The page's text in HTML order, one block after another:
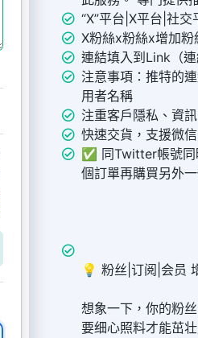
“X”平台|X平台|社
X粉絲x粉絲x增加
連結填入到Link（
注意事項：推特的
用者名稱
注重客戶隱私、資
快速交貨，支援微
✅ 同Twitter帳號同
個訂單再購買另外
💡 粉丝|订阅|会员
想象一下，你的粉
要细心照料才能茁